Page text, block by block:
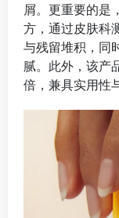
屑。更重要的是
方，通过皮肤科
与残留堆积，同
腻。此外，该产
倍，兼具实用性